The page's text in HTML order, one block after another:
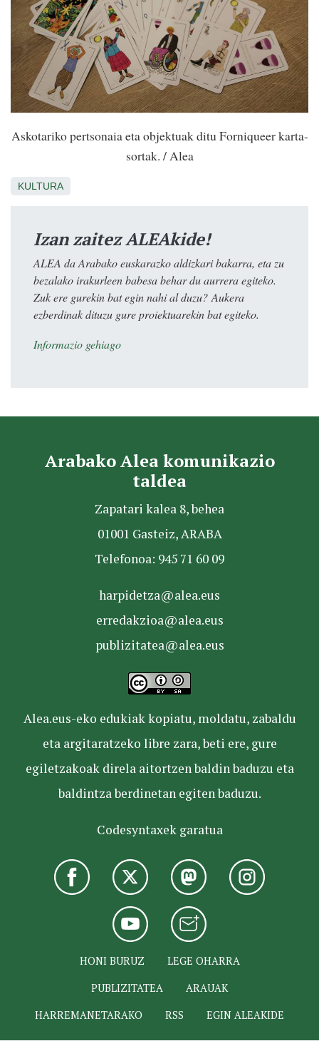
Askotariko pertsonaia eta objektuak ditu Forniqueer karta-
sortak. / Alea
KULTURA
Izan zaitez ALEAkide!
ALEA da Arabako euskarazko aldizkari bakarra, eta zu
bezalako irakurleen babesa behar du aurrera egiteko.
Zuk ere gurekin bat egin nahi al duzu? Aukera
ezberdinak dituzu gure proiektuarekin bat egiteko.
Informazio gehiago
Arabako Alea komunikazio
taldea
Zapatari kalea 8, behea
01001 Gasteiz, ARABA
Telefonoa: 945 71 60 09
harpidetza@alea.eus
erredakzioa@alea.eus
publizitatea@alea.eus
Alea.eus-eko edukiak kopiatu, moldatu, zabaldu
eta argitaratzeko libre zara, beti ere, gure
egiletzakoak direla aitortzen baldin baduzu eta
baldintza berdinetan egiten baduzu.
Codesyntaxek garatua
HONI BURUZ
LEGE OHARRA
PUBLIZITATEA
ARAUAK
HARREMANETARAKO
RSS EGIN ALEAKIDE